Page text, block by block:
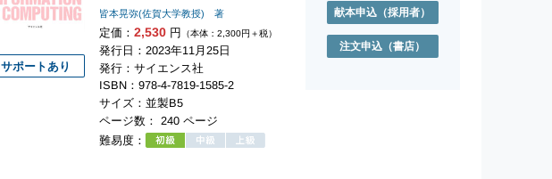
皆本晃弥(佐賀大学教授) 著
定価：2,530円 （本体：2,300円＋税）
発行日：2023年11月25日
発行：サイエンス社
ISBN：978-4-7819-1585-2
サイズ：並製B5
ページ数： 240 ページ
難易度：
サポートあり
献本申込 （採用者）
注文申込 （書店）